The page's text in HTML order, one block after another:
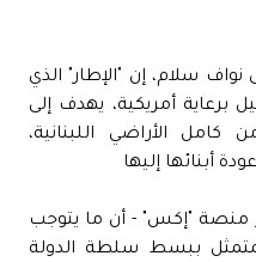
سلام، إن "الإطار" الذي
برعاية أمريكية، يهدف إلى
كامل الأراضي اللبنانية،
أبنائها إليها
منصة "إكس" - أن ما يتوجب
ببسط سلطة الدولة